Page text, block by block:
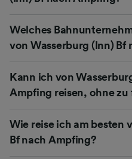
Welches
von Wasserburg (Inn) Bf
Kann ich von
Ampfing reisen, ohne zu
Wie reise ich am besten
Bf nach Ampfing?